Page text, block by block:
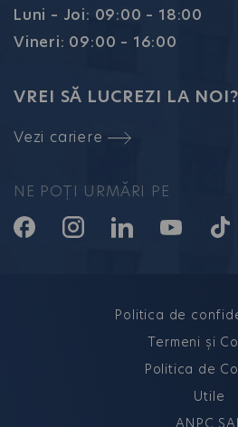
Luni – Joi: 09:00 – 18:00
Vineri: 09:00 – 16:00
VREI SĂ LUCREZI LA NOI?
Vezi cariere
NE POȚI URMĂRI PE
Politica de
Termeni și
Politica de
Utile